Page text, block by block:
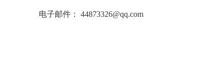
电子邮件： 44873326@qq.com